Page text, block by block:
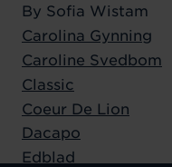
By Sofia Wistam
Carolina Gynning
Caroline Svedbom
Classic
Coeur De Lion
Dacapo
Edblad